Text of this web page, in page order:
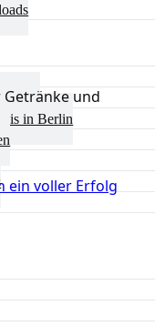
Kader
in Berlin
Getränke und
ein voller Erfolg